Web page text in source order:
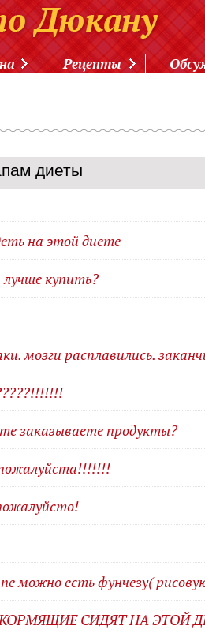
Рецепты
диеты
на этой диете
купить?
мозги расплавились.
заказываете продукты?
можно есть фунчезу(
СИДЯТ НА ЭТОЙ